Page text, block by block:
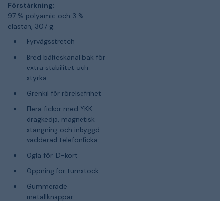
Förstärkning:
97 % polyamid och 3 %
elastan, 307 g.
Fyrvägsstretch
Bred bälteskanal bak för
extra stabilitet och
styrka
Grenkil för rörelsefrihet
Flera fickor med YKK-
dragkedja, magnetisk
stängning och inbyggd
vadderad telefonficka
Ögla för ID-kort
Öppning för tumstock
Gummerade
metallknappar